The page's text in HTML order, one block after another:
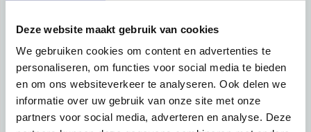
Deze website maakt gebruik van cookies
We gebruiken cookies om content en advertenties te
personaliseren, om functies voor social media te bieden
en om ons websiteverkeer te analyseren. Ook delen we
informatie over uw gebruik van onze site met onze
partners voor social media, adverteren en analyse. Deze
Tip 1:
Schrijf een duidelijke introductie en geef de volgende
informatie mee:
Ben je student, werkachtig of werkzoekend